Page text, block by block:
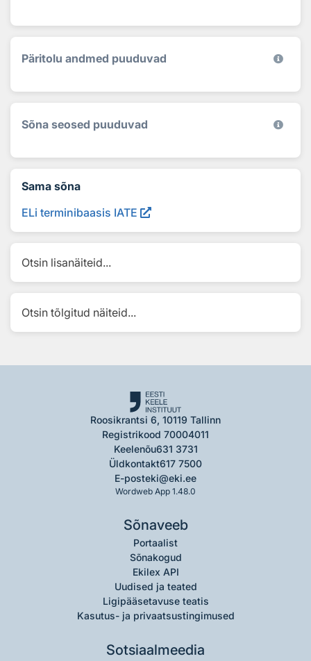
Päritolu andmed puuduvad
Sõna seosed puuduvad
Sama sõna
ELi terminibaasis IATE
Otsin lisanäiteid...
Otsin tõlgitud näiteid...
Roosikrantsi 6, 10119 Tallinn
Registrikood 70004011
Keelenõu631 3731
Üldkontakt617 7500
E-posteki@eki.ee
Wordweb App 1.48.0
Sõnaveeb
Portaalist
Sõnakogud
Ekilex API
Uudised ja teated
Ligipääsetavuse teatis
Kasutus- ja privaatsustingimused
Sotsiaalmeedia